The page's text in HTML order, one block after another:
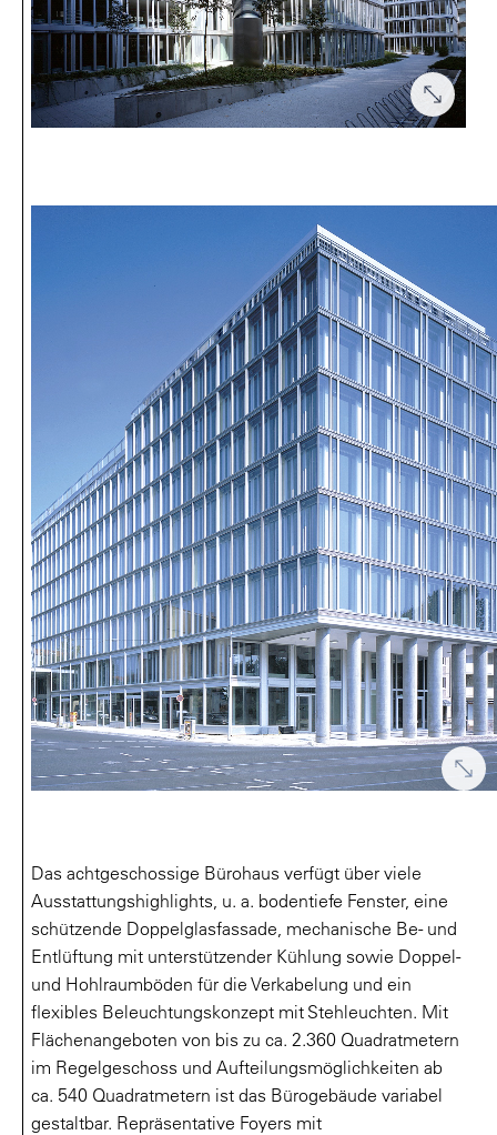
Das achtgeschossige Bürohaus verfügt über viele
Ausstattungshighlights, u. a. bodentiefe Fenster, eine
schützende Doppelglasfassade, mechanische Be- und
Entlüftung mit unterstützender Kühlung sowie Doppel-
und Hohlraumböden für die Verkabelung und ein
flexibles Beleuchtungskonzept mit Stehleuchten. Mit
Flächenangeboten von bis zu ca. 2.360 Quadratmetern
im Regelgeschoss und Aufteilungsmöglichkeiten ab
ca. 540 Quadratmetern ist das Bürogebäude variabel
gestaltbar. Repräsentative Foyers mit